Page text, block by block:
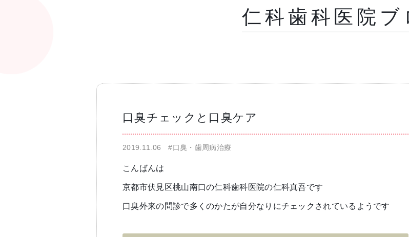
仁科歯科医院ブログ
仁科歯科医院ブ
口臭チェックと口臭ケア
2019.11.06#口臭・歯周病治療
こんばんは
京都市伏見区桃山南口の仁科歯科医院の仁科真吾です
口臭外来の問診で多くのかたが自分なりにチェックされているようです